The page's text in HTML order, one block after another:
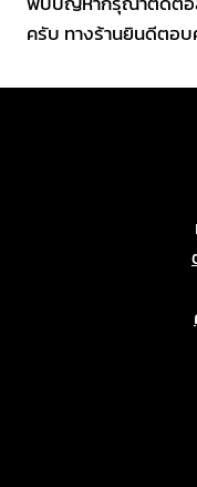
ครับ ทางร้านยินดีตอบ